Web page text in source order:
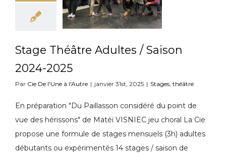
Stage Théâtre Adultes / Saison
2024-2025
Par Cie De l'Une à l'Autre | janvier 31st, 2025 | Stages, théâtre
En préparation "Du Paillasson considéré du point de
vue des hérissons" de Matéï VISNIEC jeu choral La Cie
propose une formule de stages mensuels (3h) adultes
débutants ou expérimentés 14 stages / saison de